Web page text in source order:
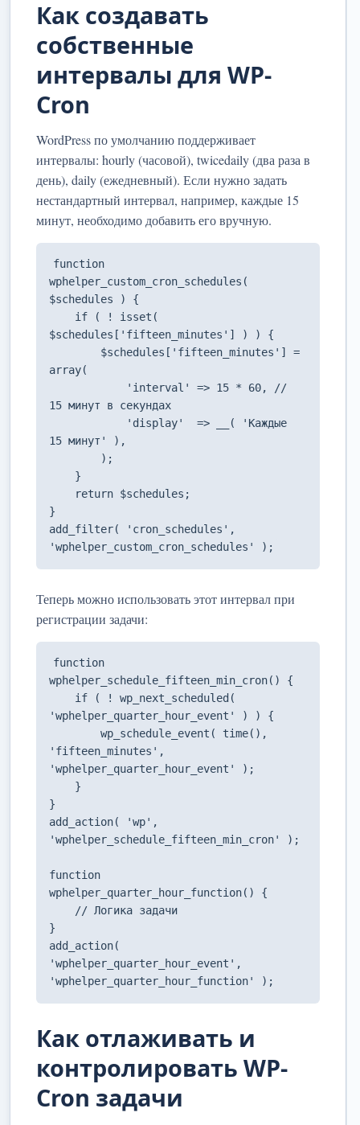
Как создавать
собственные
интервалы для WP-
Cron
WordPress по умолчанию поддерживает
интервалы: hourly (часовой), twicedaily (два раза в
день), daily (ежедневный). Если нужно задать
нестандартный интервал, например, каждые 15
минут, необходимо добавить его вручную.
function
wphelper_custom_cron_schedules(
$schedules ) {
$schedules['fifteen_minutes'] ) ) {
array(
15 минут в секундах
15 минут' ),
}
add_filter( 'cron_schedules',
'wphelper_custom_cron_schedules' );
Теперь можно использовать этот интервал при
регистрации задачи:
function
wphelper_schedule_fifteen_min_cron() {
'wphelper_quarter_hour_event' ) ) {
'fifteen_minutes',
'wphelper_quarter_hour_event' );
}
add_action( 'wp',
'wphelper_schedule_fifteen_min_cron' );
function
wphelper_quarter_hour_function() {
}
add_action(
'wphelper_quarter_hour_event',
'wphelper_quarter_hour_function' );
Как отлаживать и
контролировать WP-
Cron задачи